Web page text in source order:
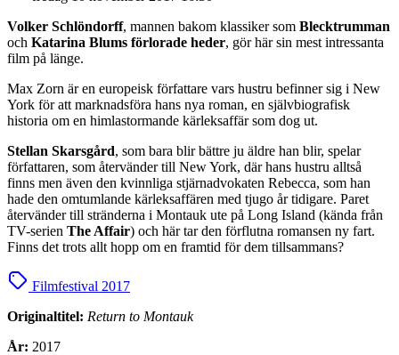
Volker Schlöndorff, mannen bakom klassiker som Blecktrumman
och Katarina Blums förlorade heder, gör här sin mest intressanta
film på länge.
Max Zorn är en europeisk författare vars hustru befinner sig i New
York för att marknadsföra hans nya roman, en självbiografisk
historia om en himlastormande kärleksaffär som dog ut.
Stellan Skarsgård, som bara blir bättre ju äldre han blir, spelar
författaren, som återvänder till New York, där hans hustru alltså
finns men även den kvinnliga stjärnadvokaten Rebecca, som han
hade den omtumlande kärleksaffären med tjugo år tidigare. Paret
återvänder till stränderna i Montauk ute på Long Island (kända från
TV-serien The Affair) och här tar den förflutna romansen ny fart.
Finns det trots allt hopp om en framtid för dem tillsammans?
Filmfestival 2017
Originaltitel: Return to Montauk
År: 2017